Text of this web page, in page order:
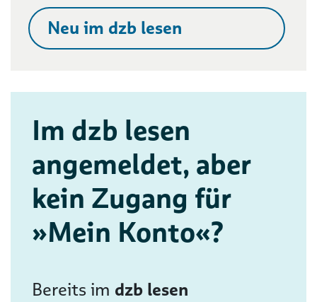
Neu im dzb lesen
Im dzb lesen
angemeldet, aber
kein Zugang für
»Mein Konto«?
Bereits im dzb lesen